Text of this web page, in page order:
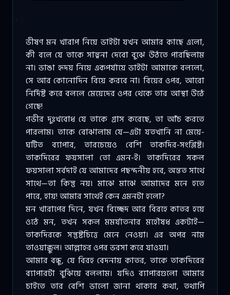
ভীষণ মন খারাপ নিয়ে ভাইটা যখন আমার কাছে এলো,
কী বলে যে তাকে সান্ত্বনা দেবো বুঝে উঠতে পারছিলাম
না। ভাঙা হৃদয় নিয়ে একপর্যায়ে ভাইটা আমাকে বললো,
সে আর কোনোদিন বিয়ে করবে না। বিয়ের ওপর, আরো
নির্দিষ্ট করে বললে মেয়েদের ওপর থেকে তার আস্থা উঠে
গেছে!
গভীর দুঃখবোধ যে তাকে গ্রাস করেছে, তা আঁচ করতে
পারলাম। তাকে বোঝালাম যে—এটা যতখানি না মেয়ে-
ঘটিত ব্যাপার, তারচেয়েও বেশি তাকদির-সংশ্লিষ্ট।
তাকদিরের ফয়সালা তো এমন-ই। তাকদিরের সকল
ফয়সালা সর্বদাই যে আমাদের পছন্দনীয় হবে, অন্তত সাথে
সাথে—তা কিন্তু নয়। মাঝে মাঝে আমাদের মনে হতে
পারে, হায়! আমার সাথেই কেন এমনটা হলো?
মন খারাপের দিনে, যখন বিচ্ছেদ আর বিরহে কাতর হয়ে
ওঠে মন, তখন সকল মমর্যাতনার মহৌষধ একটাই—
তাকদিরকে সন্তুষ্টচিত্তে মেনে নেওয়া। এর অপর নাম
তাওয়াক্কুল। আল্লাহর ওপর ভরসা করে যাওয়া।
আমার বন্ধু, যে বিরহ বেদনায় কাতর, তাকে তাকদিরের
ব্যাপারটা বুঝিয়ে বললাম। যদিও ব্যাপারগুলো আমার
চাইতে তার বেশি ভালো জানা থাকার কথা, তথাপি